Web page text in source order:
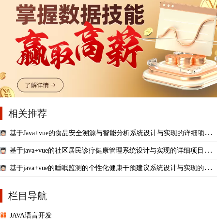
相关推荐
基于Java+vue的食品安全溯源与智能分析系统设计与实现的详细项目
基于java+vue的社区居民诊疗健康管理系统设计与实现的详细项目实
基于java+vue的睡眠监测的个性化健康干预建议系统设计与实现的详
栏目导航
JAVA语言开发